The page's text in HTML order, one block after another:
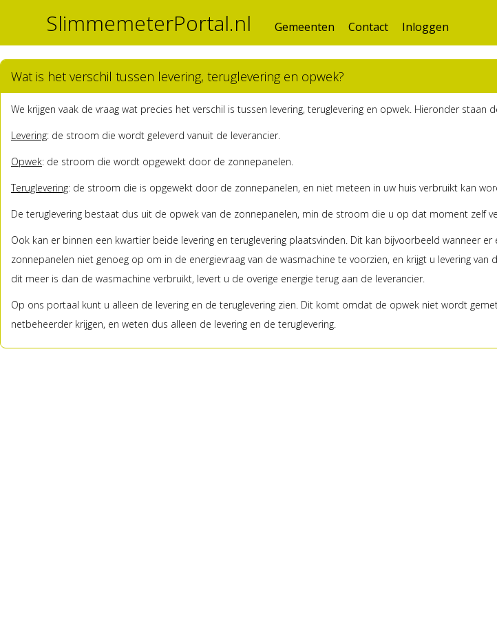
SlimmemeterPortal.nl Gemeenten Contact Inloggen
Wat is het verschil tussen levering, teruglevering en opwek?
We krijgen vaak de vraag wat precies het verschil is tussen levering, teruglevering en opwek. Hieronder staan
Levering: de stroom die wordt geleverd vanuit de leverancier.
Opwek: de stroom die wordt opgewekt door de zonnepanelen.
Teruglevering: de stroom die is opgewekt door de zonnepanelen, en niet meteen in uw huis verbruikt kan
De teruglevering bestaat dus uit de opwek van de zonnepanelen, min de stroom die u op dat moment zelf
Ook kan er binnen een kwartier beide levering en teruglevering plaatsvinden. Dit kan bijvoorbeeld wanneer
zonnepanelen niet genoeg op om in de energievraag van de wasmachine te voorzien, en krijgt u levering
dit meer is dan de wasmachine verbruikt, levert u de overige energie terug aan de leverancier.
Op ons portaal kunt u alleen de levering en de teruglevering zien. Dit komt omdat de opwek niet wordt
netbeheerder krijgen, en weten dus alleen de levering en de teruglevering.